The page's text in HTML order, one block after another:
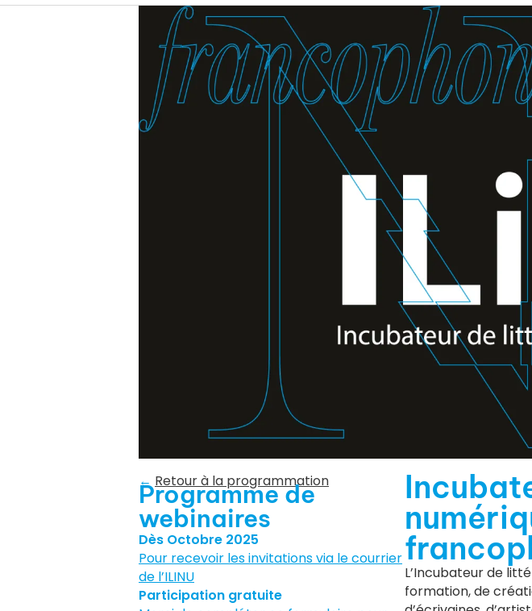
← Retour à la programmation
Programme de
webinaires
Dès Octobre 2025
Pour recevoir les invitations via le courrier
de l’ILINU
Participation gratuite
L’Incubateur de
formation, de